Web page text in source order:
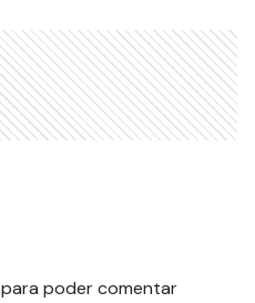
para poder comentar